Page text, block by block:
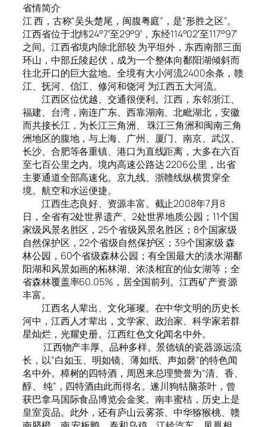
省情简介
江 西，古称“吴头楚尾，闽腹粤庭”，是“形胜之区”。
江西省位于北纬24°7′至29°9′，东经114°02′至117°97′
之间。江西省境内除北部较 为平坦外，东西南部三面
环山，中部丘陵起伏，成为一个整体向鄱阳湖倾斜而
往北开口的巨大盆地。全境有大小河流2400余条，赣
江、抚河、信江、修河和饶河 为江西五大河流。
江西区位优越、交通很便利。江西，东邻浙江、
福建、台湾，南连广东、西靠湖南、北毗湖北，安徽
而共接长江，为长江三角洲、 珠江三角洲和闽南三角
洲地区的腹地，与上海、广州、厦门、南京、武汉、
长沙、合肥等各重镇、港口为直线距离，大多在六百
至七百公里之内。境内高速公路达 2206公里，出省
主要通道全部高速化。京九线、浙赣线纵横贯穿全
境。航空和水运便捷。
江西生态良好、资源丰富。截止2008年7月8
日，全省有2处世界遗产、2处世界地质公园；11个国
家级风景名胜区，25个省级风景名胜区；8个国家级
自然保护区，22个省级自然保护区；39个国家级 森
林公园，60个省级森林公园；有全国最大的淡水湖鄱
阳湖和风景如画的柘林湖、浓淡相宜的仙女湖等；全
省森林覆盖率60.05%，居全国前列。江西矿产资 源
丰富。
江西名人辈出、文化璀璨。在中华文明的历史长
河中，江西人才辈出，文学家、政治家、科学家若群
星灿烂，光耀史册。江西红色文化闻名中外。
江西物产丰厚、品种多样。景德镇的瓷器源远流
长，以“白如玉、明如镜、薄如纸、声如磬”的特色闻
名中外。樟树的四特酒，周恩来总理赞誉为“清、香、
醇、 纯”，四特酒由此而得名。遂川狗牯脑茶叶，曾
获巴拿马国际食品博览会金奖。南丰蜜桔，历史上是
皇室贡品。此外，还有庐山云雾茶、中华猕猴桃、赣